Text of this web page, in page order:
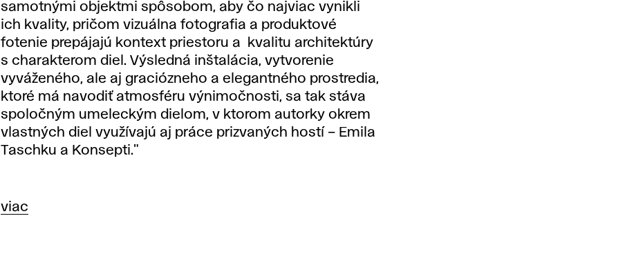
samotnými objektmi spôsobom, aby čo najviac vynikli
ich kvality, pričom vizuálna fotografia a produktové
fotenie prepájajú kontext priestoru a kvalitu architektúry
s charakterom diel. Výsledná inštalácia, vytvorenie
vyváženého, ale aj graciózneho a elegantného prostredia,
ktoré má navodiť atmosféru výnimočnosti, sa tak stáva
spoločným umeleckým dielom, v ktorom autorky okrem
vlastných diel využívajú aj práce prizvaných hostí – Emila
Taschku a Konsepti."
viac